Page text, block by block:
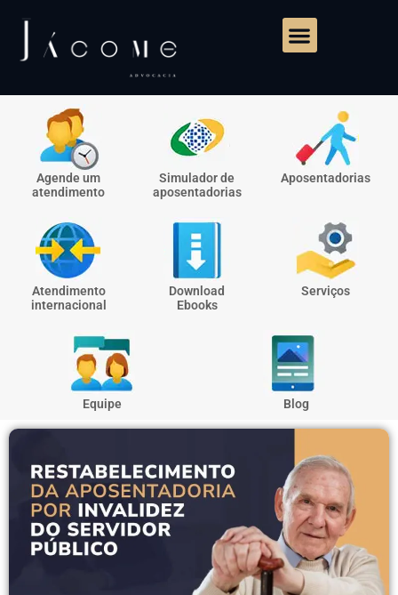
Agende um
atendimento
Simulador de
aposentadorias
Aposentadorias
Atendimento
internacional
Download
Ebooks
Serviços
Equipe Blog